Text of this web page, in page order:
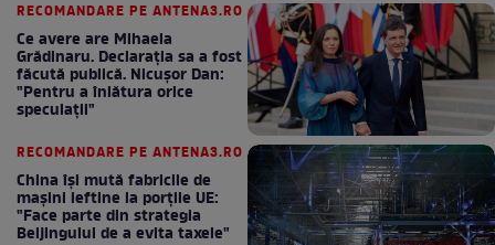
RECOMANDARE PE ANTENA3.RO
Ce avere are Mihaela
Grădinaru. Declarația sa a fost
făcută publică. Nicușor Dan:
"Pentru a înlătura orice
speculații"
RECOMANDARE PE ANTENA3.RO
China își mută fabricile de
mașini ieftine la porțile UE:
"Face parte din strategia
Beijingului de a evita taxele"